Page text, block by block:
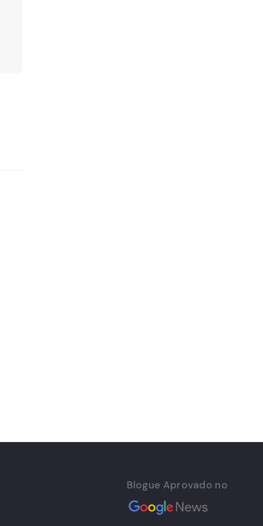
Blogue Aprovado no